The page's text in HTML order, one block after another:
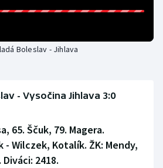
Boleslav - Jihlava
- Vysočina Jihlava 3:0
65. Ščuk, 79. Magera.
- Wilczek, Kotalík. ŽK: Mendy,
2418.